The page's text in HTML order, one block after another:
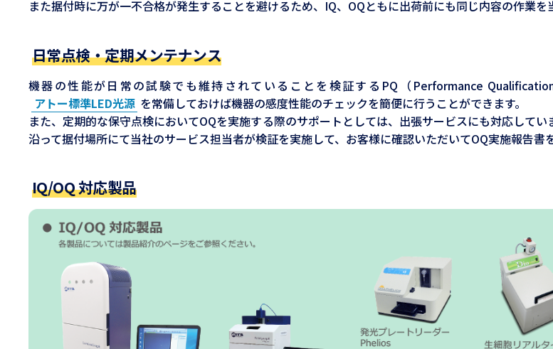
また据付時に万が一不合格が発生することを避けるため、IQ、OQともに出荷前にも同じ内容の作業を
日常点検・定期メンテナンス
機器の性能が日常の試験でも維持されていることを検証するPQ（Performance
アトー標準LED光源 を常備しておけば機器の感度性能のチェックを簡便に行うことができます。
また、定期的な保守点検においてOQを実施する際のサポートとしては、出張サービスにも対応して
沿って据付場所にて当社のサービス担当者が検証を実施して、お客様に確認いただいてOQ実施報告書
IQ/OQ 対応製品